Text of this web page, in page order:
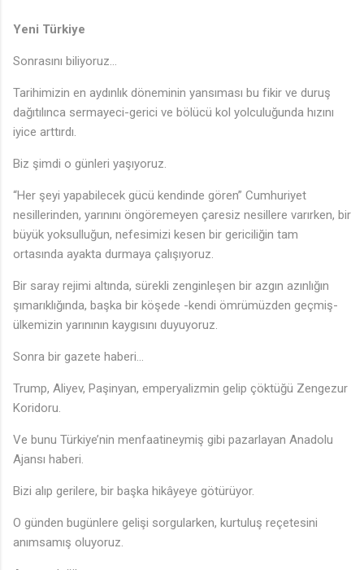
Yeni Türkiye
Sonrasını biliyoruz…
Tarihimizin en aydınlık döneminin yansıması bu fikir ve duruş
dağıtılınca sermayeci-gerici ve bölücü kol yolculuğunda hızını
iyice arttırdı.
Biz şimdi o günleri yaşıyoruz.
“Her şeyi yapabilecek gücü kendinde gören” Cumhuriyet
nesillerinden, yarınını öngöremeyen çaresiz nesillere varırken, bir
büyük yoksulluğun, nefesimizi kesen bir gericiliğin tam
ortasında ayakta durmaya çalışıyoruz.
Bir saray rejimi altında, sürekli zenginleşen bir azgın azınlığın
şımarıklığında, başka bir köşede -kendi ömrümüzden geçmiş-
ülkemizin yarınının kaygısını duyuyoruz.
Sonra bir gazete haberi…
Trump, Aliyev, Paşinyan, emperyalizmin gelip çöktüğü Zengezur
Koridoru.
Ve bunu Türkiye’nin menfaatineymiş gibi pazarlayan Anadolu
Ajansı haberi.
Bizi alıp gerilere, bir başka hikâyeye götürüyor.
O günden bugünlere gelişi sorgularken, kurtuluş reçetesini
anımsamış oluyoruz.